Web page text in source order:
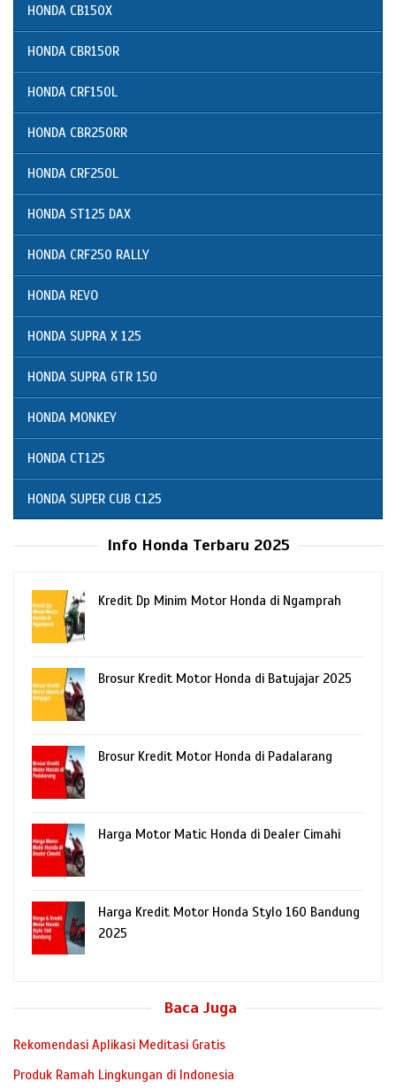
HONDA CB150X
HONDA CBR150R
HONDA CRF150L
HONDA CBR250RR
HONDA CRF250L
HONDA ST125 DAX
HONDA CRF250 RALLY
HONDA REVO
HONDA SUPRA X 125
HONDA SUPRA GTR 150
HONDA MONKEY
HONDA CT125
HONDA SUPER CUB C125
Info Honda Terbaru 2025
Kredit Dp Minim Motor Honda di Ngamprah
Brosur Kredit Motor Honda di Batujajar 2025
Brosur Kredit Motor Honda di Padalarang
Harga Motor Matic Honda di Dealer Cimahi
Harga Kredit Motor Honda Stylo 160 Bandung
2025
Baca Juga
Rekomendasi Aplikasi Meditasi Gratis
Produk Ramah Lingkungan di Indonesia